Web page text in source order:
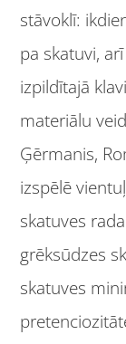
stāvoklī:
pa skatuvi,
izpildītajā
materiālu
Ģērmanis,
izspēlē
skatuves
grēksūdzes
skatuves